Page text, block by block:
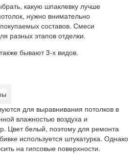
какую шпаклевку лучше
нужно внимательно
покупаемых составов. Смеси
разных этапов отделки.
бывают 3-х видов.
для выравнивания потолков в
влажностью воздуха и
Цвет белый, поэтому для ремонта
используется штукатурка. Однако
на гипсовые поверхности.